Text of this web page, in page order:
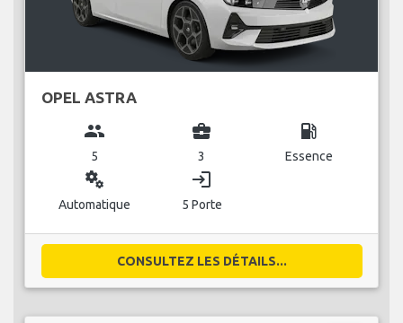
OPEL ASTRA
group
5
business_center
3
local_gas_station
Essence
miscellaneous_services
Automatique
login
5 Porte
CONSULTEZ LES DÉTAILS...